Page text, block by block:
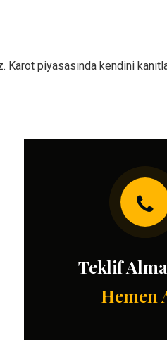
piyasasında kendini
Teklif
Hemen